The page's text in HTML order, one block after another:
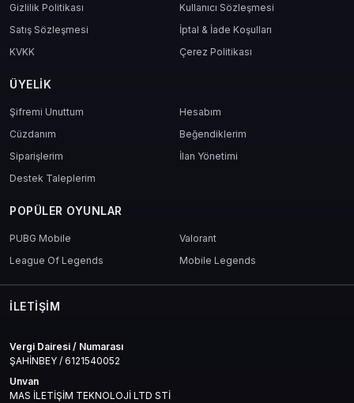
Gizlilik Politikası
Kullanıcı Sözleşmesi
Satış Sözleşmesi
İptal & İade Koşulları
KVKK
Çerez Politikası
ÜYELIK
Şifremi Unuttum
Hesabım
Cüzdanım
Beğendiklerim
Siparişlerim
İlan Yönetimi
Destek Taleplerim
POPÜLER OYUNLAR
PUBG Mobile
Valorant
League Of Legends
Mobile Legends
İLETIŞIM
Vergi Dairesi / Numarası
ŞAHİNBEY / 6121540052
Unvan
MAS İLETİŞİM TEKNOLOJİ LTD STİ